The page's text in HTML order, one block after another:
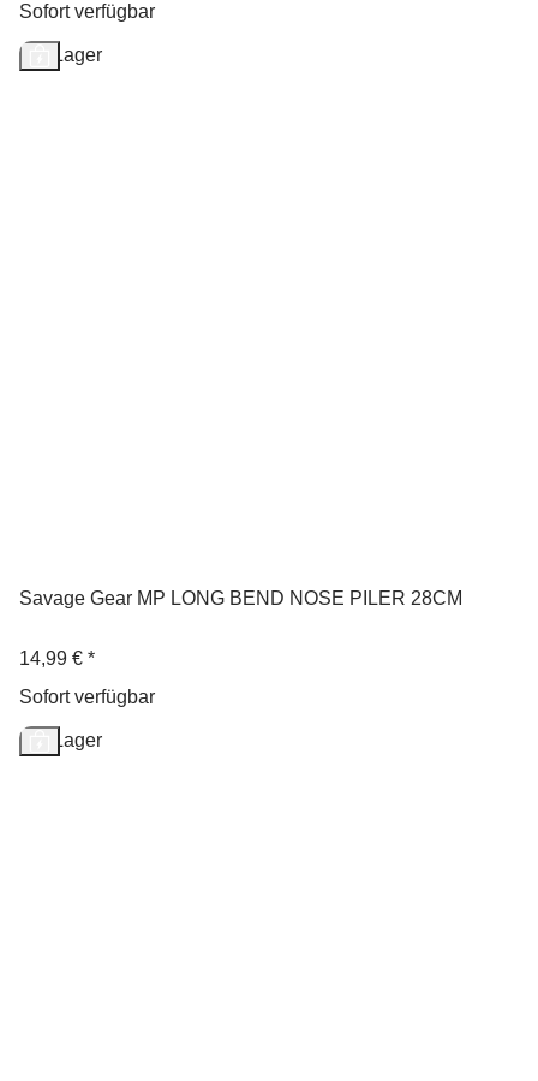
Sofort verfügbar
Auf Lager
Savage Gear MP LONG BEND NOSE PILER 28CM
14,99 € *
Sofort verfügbar
Auf Lager